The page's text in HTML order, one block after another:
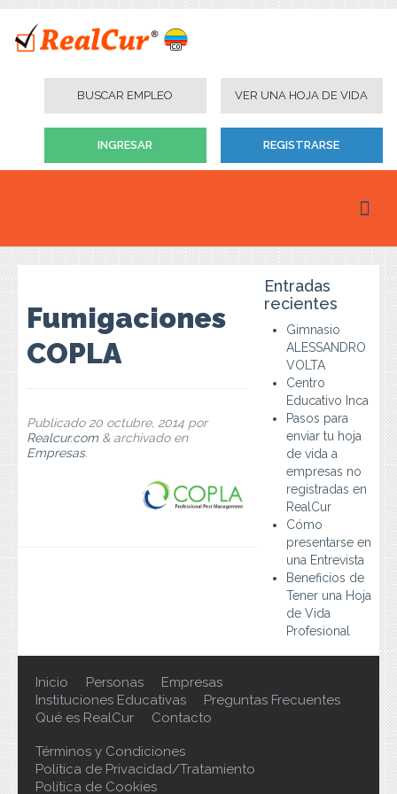
BUSCAR EMPLEO VER UNA HOJA DE VIDA
INGRESAR REGISTRARSE
Empresas
Contacto
Fumigaciones
COPLA
Publicado20 octubre, 2014 por
Realcur.com &archivado en
Empresas.
Entradas
recientes
Gimnasio
ALESSANDRO
VOLTA
Centro
Educativo Inca
Pasos para
enviar tu hoja
de vida a
empresas no
registradas en
RealCur
Cómo
presentarse en
una Entrevista
Beneficios de
Tener una Hoja
de Vida
Profesional
Inicio Personas
Empresas
Instituciones Educativas
Preguntas Frecuentes
Qué es RealCur
Contacto
Términos y Condiciones
Política de Privacidad/Tratamiento
Política de Cookies